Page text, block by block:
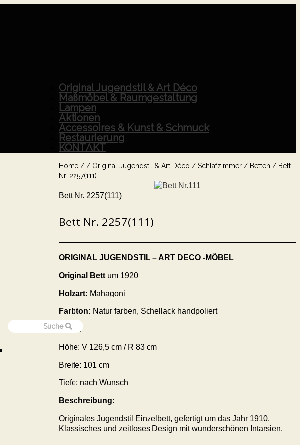
Original Jugendstil & Art Déco
Maßmöbel & Raumgestaltung
Lampen
Aktionen
Accessoires & Kunst & Schmuck
Restaurierung
KONTAKT
Home / / Original Jugendstil & Art Déco / Schlafzimmer / Betten / Bett
Nr. 2257(111)
Bett Nr. 2257(111)
Bett Nr. 2257(111)
ORIGINAL JUGENDSTIL – ART DECO -MÖBEL
Original Bett um 1920
Holzart: Mahagoni
Farbton: Natur farben, Schellack handpoliert
Maße:
Höhe: V 126,5 cm / R 83 cm
Breite: 101 cm
Tiefe: nach Wunsch
Beschreibung:
Originales Jugendstil Einzelbett, gefertigt um das Jahr 1910.
Klassisches und zeitloses Design mit wunderschönen Intarsien.